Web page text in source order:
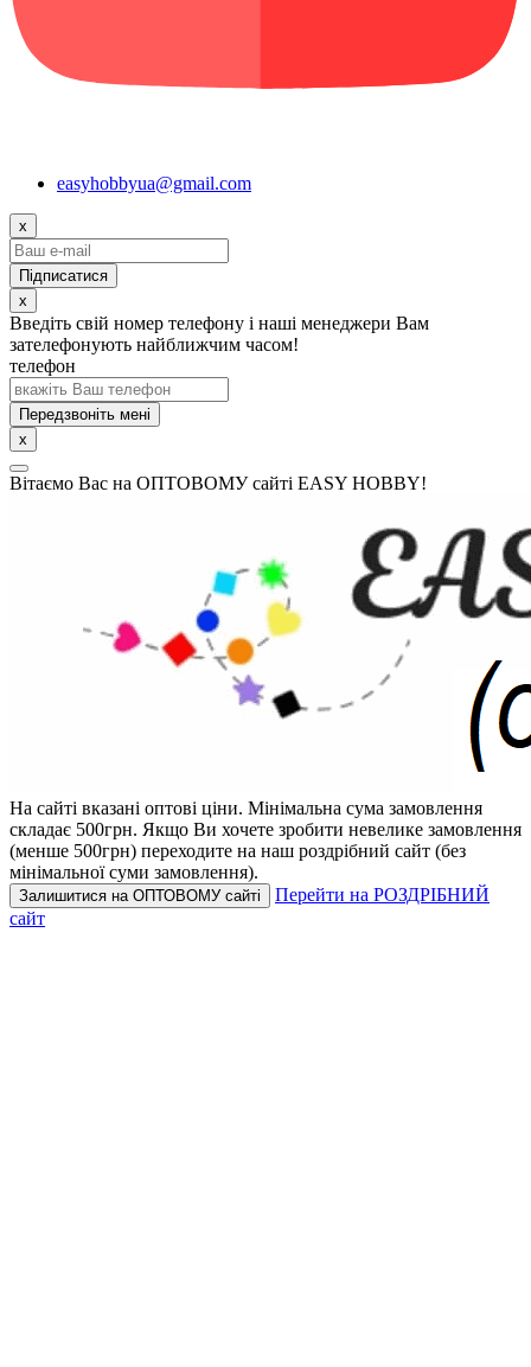
easyhobbyua@gmail.com
x
x
Введіть свій номер телефону і наші менеджери Вам
зателефонують найближчим часом!
телефон
Передзвоніть мені
x
Вітаємо Вас на ОПТОВОМУ сайті EASY HOBBY!
На сайті вказані оптові ціни. Мінімальна сума замовлення
складає 500грн. Якщо Ви хочете зробити невелике замовлення
(менше 500грн) переходите на наш роздрібний сайт (без
мінімальної суми замовлення).
Залишитися на ОПТОВОМУ сайті
Перейти на РОЗДРІБНИЙ
сайт